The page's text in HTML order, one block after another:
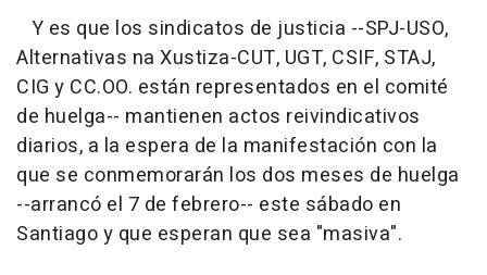
Y es que los sindicatos de justicia --SPJ-USO,
Alternativas na Xustiza-CUT, UGT, CSIF, STAJ,
CIG y CC.OO. están representados en el comité
de huelga-- mantienen actos reivindicativos
diarios, a la espera de la manifestación con la
que se conmemorarán los dos meses de huelga
--arrancó el 7 de febrero-- este sábado en
Santiago y que esperan que sea "masiva".